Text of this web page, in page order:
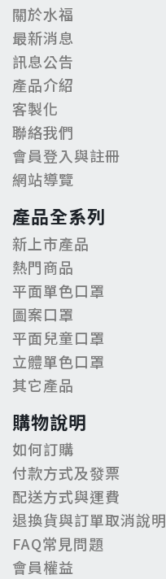
關於水福
最新消息
訊息公告
產品介紹
客製化
聯絡我們
會員登入與註冊
網站導覽
產品全系列
新上市產品
熱門商品
平面單色口罩
圖案口罩
平面兒童口罩
立體單色口罩
其它產品
購物說明
如何訂購
付款方式及發票
配送方式與運費
退換貨與訂單取消說明
FAQ常見問題
會員權益